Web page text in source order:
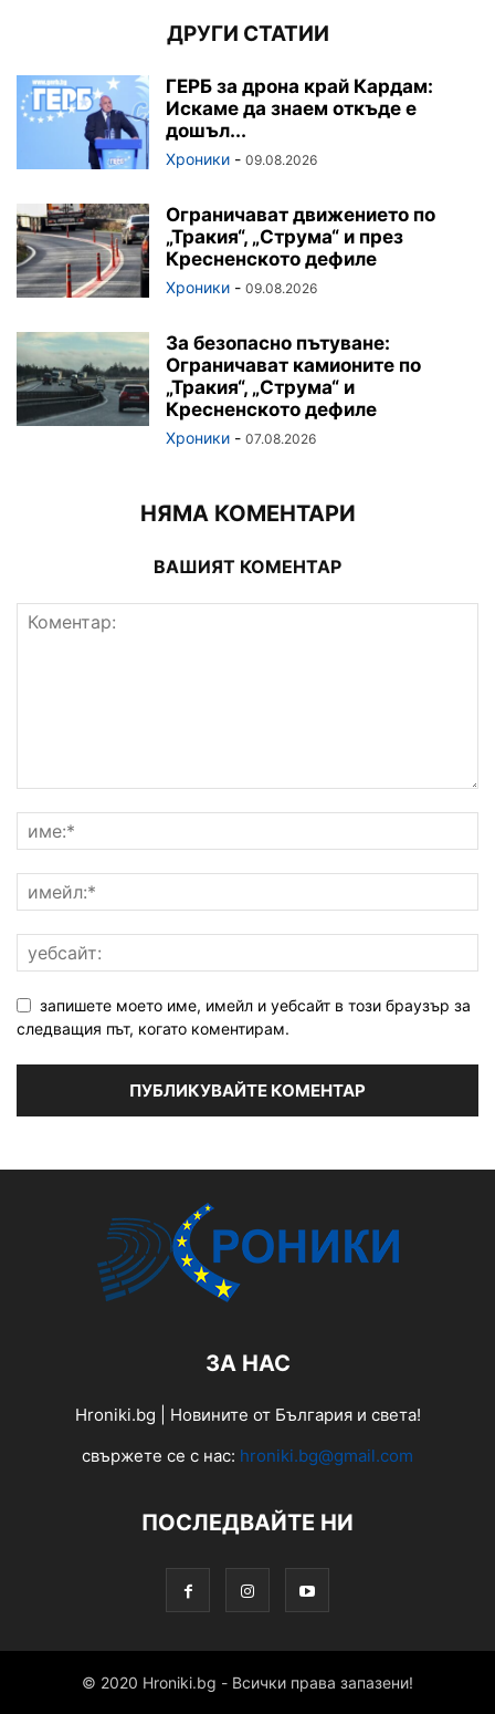
ДРУГИ СТАТИИ
ГЕРБ за дрона край Кардам:
Искаме да знаем откъде е
дошъл...
Хроники - 09.08.2026
Ограничават движението по
„Тракия“, „Струма“ и през
Кресненското дефиле
Хроники - 09.08.2026
За безопасно пътуване:
Ограничават камионите по
„Тракия“, „Струма“ и
Кресненското дефиле
Хроники - 07.08.2026
НЯМА КОМЕНТАРИ
ВАШИЯТ КОМЕНТАР
запишете моето име, имейл и уебсайт в този браузър за
следващия път, когато коментирам.
ЗА НАС
Hroniki.bg | Новините от България и света!
свържете се с нас: hroniki.bg@gmail.com
ПОСЛЕДВАЙТЕ НИ
© 2020 Hroniki.bg - Всички права запазени!